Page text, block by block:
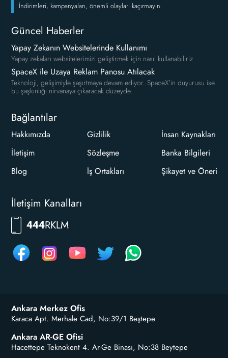
İndirimleri, kampanyaları, önemli olayları kaçırmayın.
Güncel Haberler
Yapay Zekanın Websitelerinde Kullanımı
Yapay zekaları websitelerimizi geliştirmek için nasıl kullanabiliriz
SpaceX ile Uzaya Reklam Panosu Atılacak
Teknoloji, gelişimiyle şaşırtmaya devam ediyor. SpaceX'in duyurusu ise
bu şaşkınlığı nirvanaya çıkaracak düzeyde.
Bağlantılar
Hakkımızda
İletişim
Blog
Gizlilik
Sözleşme
İş Ortakları
İnsan Kaynakları
Banka Bilgileri
Şikayet ve Öneri
İletişim Kanalları
444RKLM
Ankara Merkez Ofis
Karaca Apt. Merhale Cad, No:39/1 Beştepe
Ankara AR-GE Ofisi
Hacettepe Teknokent 4. Ar-Ge Binası, No:38 Beytepe